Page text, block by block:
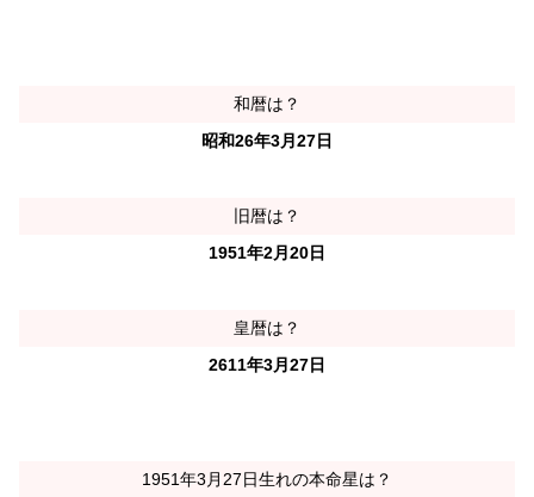
和暦は？
昭和26年3月27日
旧暦は？
1951年2月20日
皇暦は？
2611年3月27日
1951年3月27日生れの本命星は？